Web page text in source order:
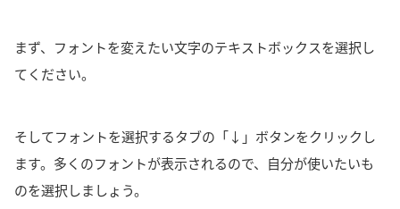
まず、フォントを変えたい文字のテキストボックスを選択し
てください。
そしてフォントを選択するタブの「↓」ボタンをクリックし
ます。多くのフォントが表示されるので、自分が使いたいも
のを選択しましょう。